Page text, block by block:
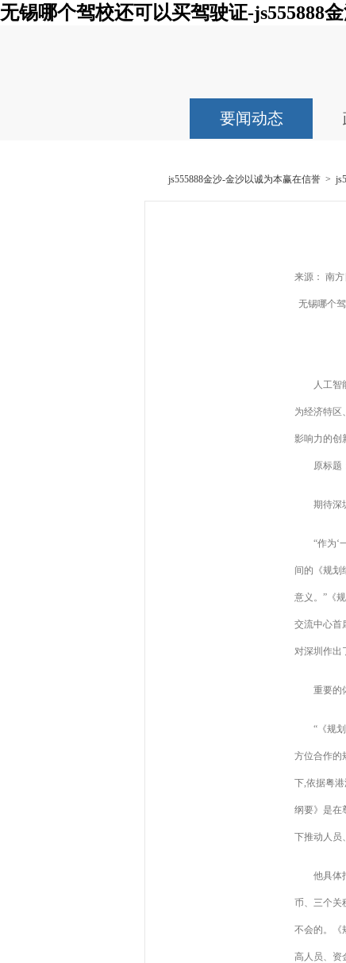
无锡哪个驾校还可以买驾驶证-js555888
要闻动态
js555888金沙-金沙以诚为本赢在信誉 >
来源： 南
无锡哪个
人工智能
为经济特区
影响力的创
原标题
期待深
“作为‘
间的《规划
意义。”《
交流中心首
对深圳作出
重要的
“《规
方位合作的
下,依据粤
纲要》是在
下推动人员
他具体
币、三个关
不会的。《
高人员、资